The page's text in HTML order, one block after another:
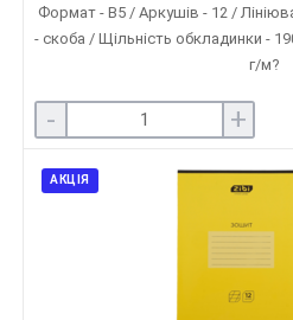
Формат - B5 / Аркушів - 12 /
- скоба / Щільність обкладинки -
г/м?
- +
АКЦІЯ